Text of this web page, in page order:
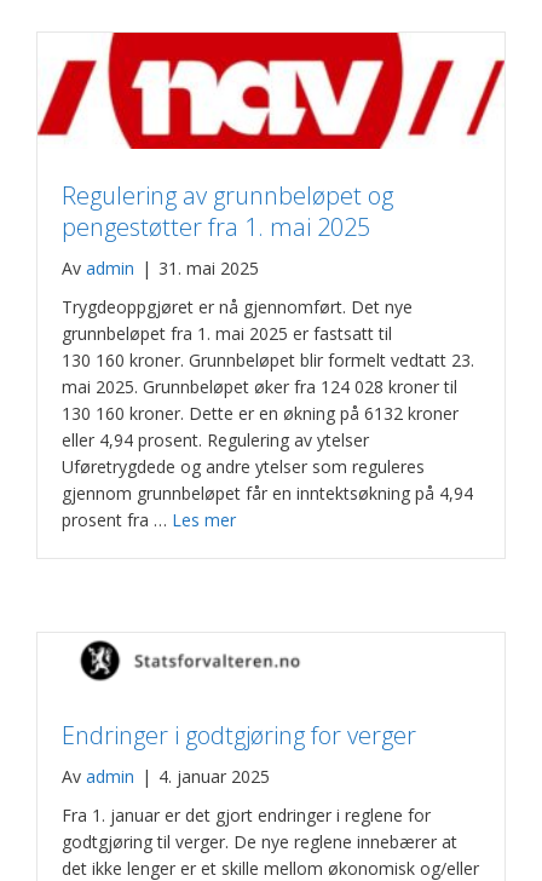
Regulering av grunnbeløpet og
pengestøtter fra 1. mai 2025
Av admin | 31. mai 2025
Trygdeoppgjøret er nå gjennomført. Det nye
grunnbeløpet fra 1. mai 2025 er fastsatt til
130 160 kroner. Grunnbeløpet blir formelt vedtatt 23.
mai 2025. Grunnbeløpet øker fra 124 028 kroner til
130 160 kroner. Dette er en økning på 6132 kroner
eller 4,94 prosent. Regulering av ytelser
Uføretrygdede og andre ytelser som reguleres
gjennom grunnbeløpet får en inntektsøkning på 4,94
prosent fra … Les mer
Endringer i godtgjøring for verger
Av admin | 4. januar 2025
Fra 1. januar er det gjort endringer i reglene for
godtgjøring til verger. De nye reglene innebærer at
det ikke lenger er et skille mellom økonomisk og/eller